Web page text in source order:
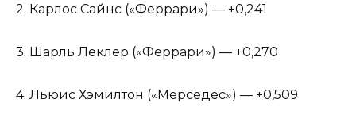
2. Карлос Сайнс («Феррари») — +0,241
3. Шарль Леклер («Феррари») — +0,270
4. Льюис Хэмилтон («Мерседес») — +0,509